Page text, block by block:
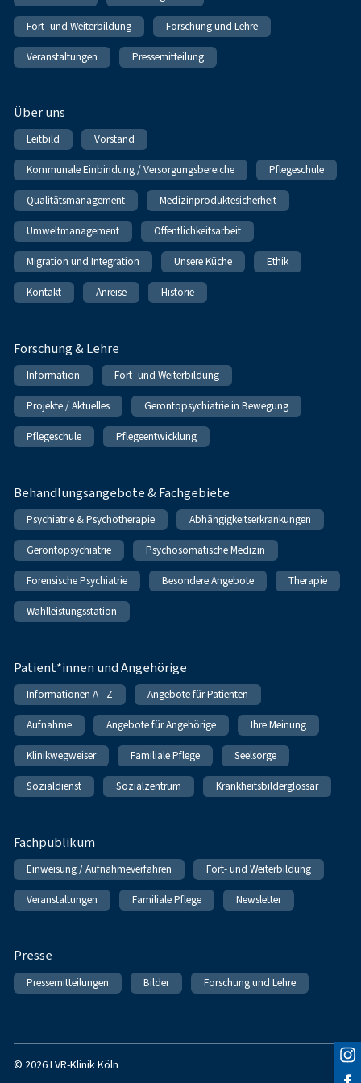
Fort- und Weiterbildung Forschung und Lehre
Veranstaltungen Pressemitteilung
Über uns
Leitbild Vorstand
Kommunale Einbindung / Versorgungsbereiche Pflegeschule
Qualitätsmanagement Medizinproduktesicherheit
Umweltmanagement Öffentlichkeitsarbeit
Migration und Integration Unsere Küche Ethik
Kontakt Anreise Historie
Forschung & Lehre
Information Fort- und Weiterbildung
Projekte / Aktuelles Gerontopsychiatrie in Bewegung
Pflegeschule Pflegeentwicklung
Behandlungsangebote & Fachgebiete
Psychiatrie & Psychotherapie Abhängigkeitserkrankungen
Gerontopsychiatrie Psychosomatische Medizin
Forensische Psychiatrie Besondere Angebote Therapie
Wahlleistungsstation
Patient*innen und Angehörige
Informationen A - Z Angebote für Patienten
Aufnahme Angebote für Angehörige Ihre Meinung
Klinikwegweiser Familiale Pflege Seelsorge
Sozialdienst Sozialzentrum Krankheitsbilderglossar
Fachpublikum
Einweisung / Aufnahmeverfahren Fort- und Weiterbildung
Veranstaltungen Familiale Pflege Newsletter
Presse
Pressemitteilungen Bilder Forschung und Lehre
© 2026 LVR-Klinik Köln